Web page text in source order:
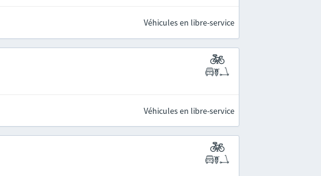
Véhicules en libre-service
Véhicules en libre-service